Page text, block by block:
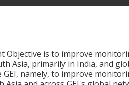
Objective is to improve
Asia, primarily in India, and
namely, to improve